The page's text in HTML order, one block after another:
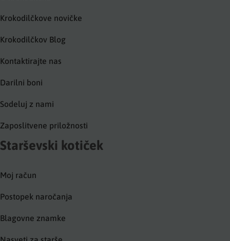
Krokodilčkove novičke
Krokodilčkov Blog
Kontaktirajte nas
Darilni boni
Sodeluj z nami
Zaposlitvene priložnosti
Starševski kotiček
Moj račun
Postopek naročanja
Blagovne znamke